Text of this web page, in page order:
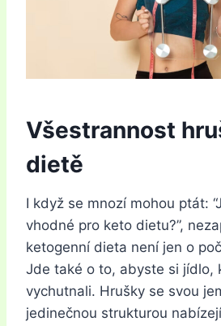
Všestrannost
dietě
I když se mnozí mohou ptát:
vhodné pro keto dietu?”,
ketogenní dieta není jen o
Jde také o to, abyste si jídlo,
vychutnali. Hrušky se svou
jedinečnou strukturou